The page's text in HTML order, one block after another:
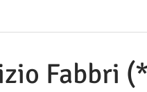
Fabbri